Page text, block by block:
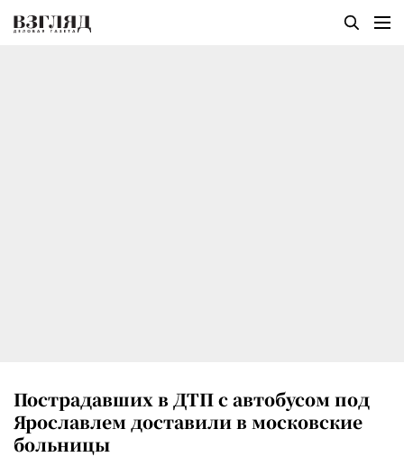
Пострадавших в ДТП с автобусом под
Ярославлем доставили в московские
больницы